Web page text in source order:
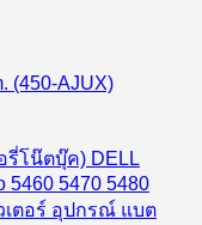
(450-AJUX)